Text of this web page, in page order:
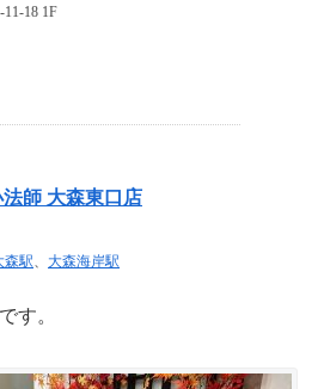
師 大森東口店
森駅 大森海岸駅
す。